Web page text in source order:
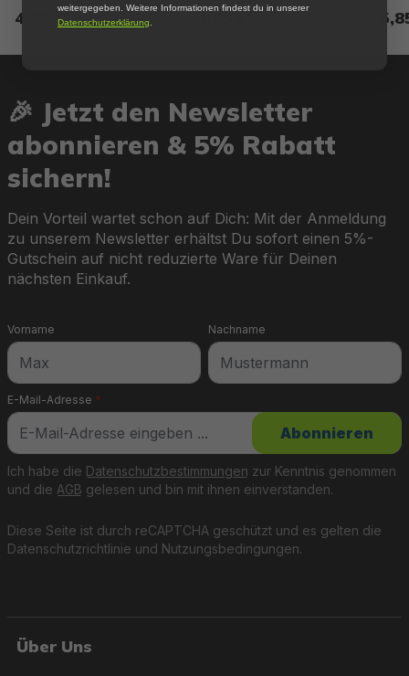
4,85 €* 4,85 €*
🎉 Jetzt den Newsletter
abonnieren & 5% Rabatt
sichern!
Dein Vorteil wartet schon auf Dich: Mit der Anmeldung
zu unserem Newsletter erhältst Du sofort einen 5%-
Gutschein auf nicht reduzierte Ware für Deinen
nächsten Einkauf.
E-Mail-Adresse *
Vorname Nachname
Diese Seite ist durch reCAPTCHA geschützt und es gelten die
Datenschutzrichtlinie und Nutzungsbedingungen.
Ich habe die Datenschutzbestimmungen zur Kenntnis genommen
und die AGB gelesen und bin mit ihnen einverstanden.
Abonnieren
Über Uns
weitergegeben. Weitere Informationen findest du in unserer
Datenschutzerklärung